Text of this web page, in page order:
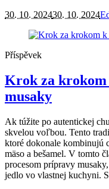
30. 10. 202430. 10. 2024
Příspěvek
Krok za
musaky
Ak túžite po autentickej
skvelou voľbou. Tento
ktoré dokonale kombinujú
mäso a bešamel. V tomto
procesom prípravy
jedlo vo vlastnej kuchyni.